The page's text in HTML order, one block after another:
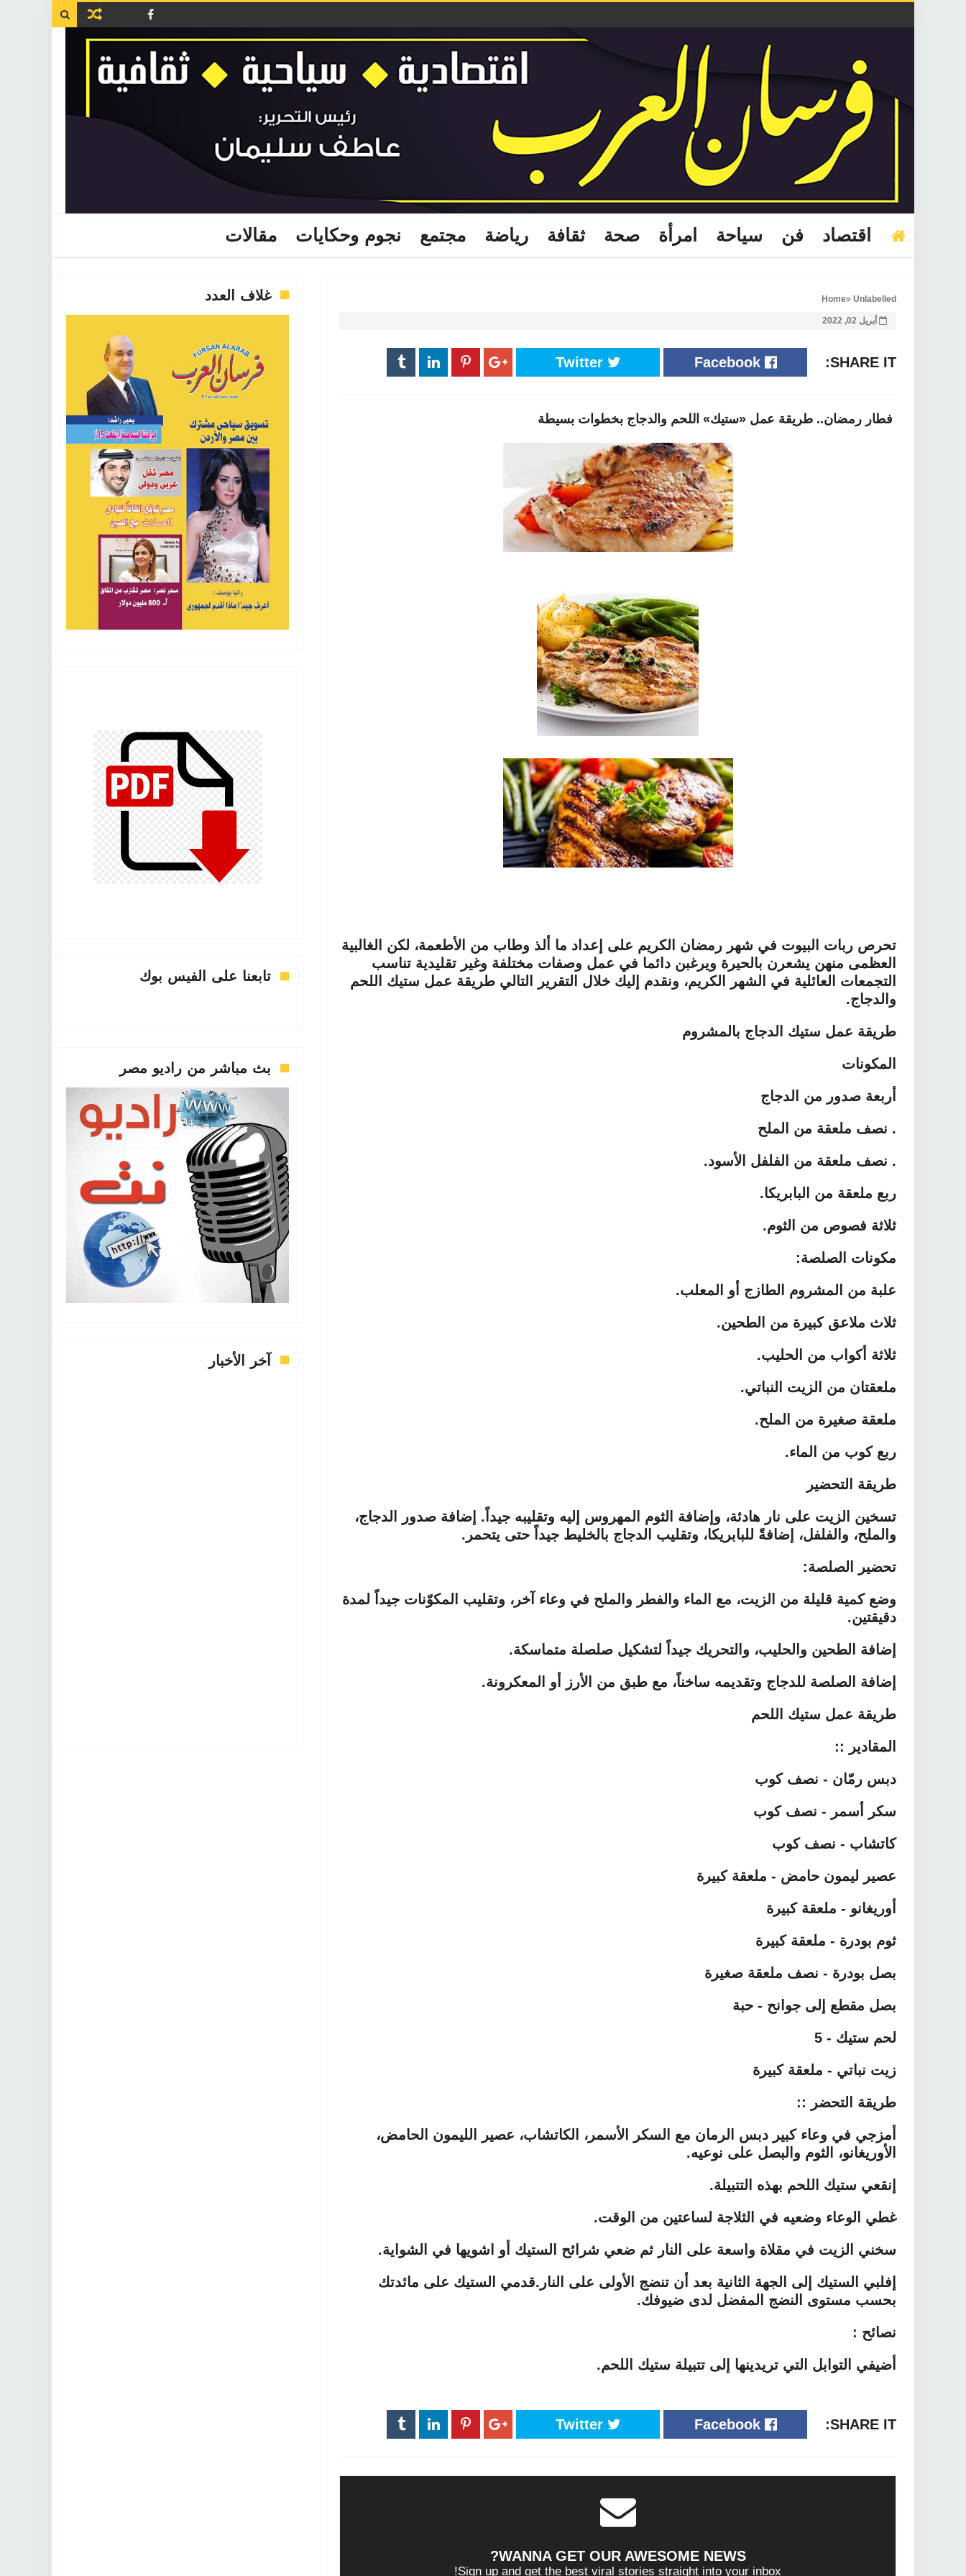

اقتصاد فن سياحة امرأة صحة ثقافة رياضة مجتمع نجوم وحكايات مقالات
Home Unlabelled
أبريل 02, 2022
SHARE IT:
Facebook
Twitter
فطار رمضان.. طريقة عمل «ستيك» اللحم والدجاج بخطوات بسيطة
تحرص ربات البيوت في شهر رمضان الكريم على إعداد ما ألذ وطاب من الأطعمة، لكن الغالبية
العظمى منهن يشعرن بالحيرة ويرغبن دائما في عمل وصفات مختلفة وغير تقليدية تناسب
التجمعات العائلية في الشهر الكريم، ونقدم إليك خلال التقرير التالي طريقة عمل ستيك اللحم
والدجاج.
طريقة عمل ستيك الدجاج بالمشروم
المكونات
أربعة صدور من الدجاج
. نصف ملعقة من الملح
. نصف ملعقة من الفلفل الأسود.
ربع ملعقة من البابريكا.
ثلاثة فصوص من الثوم.
مكونات الصلصة:
علبة من المشروم الطازج أو المعلب.
ثلاث ملاعق كبيرة من الطحين.
ثلاثة أكواب من الحليب.
ملعقتان من الزيت النباتي.
ملعقة صغيرة من الملح.
ربع كوب من الماء.
طريقة التحضير
تسخين الزيت على نار هادئة، وإضافة الثوم المهروس إليه وتقليبه جيداً. إضافة صدور الدجاج،
والملح، والفلفل، إضافةً للبابريكا، وتقليب الدجاج بالخليط جيداً حتى يتحمر.
تحضير الصلصة:
وضع كمية قليلة من الزيت، مع الماء والفطر والملح في وعاء آخر، وتقليب المكوّنات جيداً لمدة
دقيقتين.
إضافة الطحين والحليب، والتحريك جيداً لتشكيل صلصلة متماسكة.
إضافة الصلصة للدجاج وتقديمه ساخناً، مع طبق من الأرز أو المعكرونة.
طريقة عمل ستيك اللحم
المقادير ::
دبس رمّان - نصف كوب
سكر أسمر - نصف كوب
كاتشاب - نصف كوب
عصير ليمون حامض - ملعقة كبيرة
أوريغانو - ملعقة كبيرة
ثوم بودرة - ملعقة كبيرة
بصل بودرة - نصف ملعقة صغيرة
بصل مقطع إلى جوانح - حبة
لحم ستيك - 5
زيت نباتي - ملعقة كبيرة
طريقة التحضر ::
أمزجي في وعاء كبير دبس الرمان مع السكر الأسمر، الكاتشاب، عصير الليمون الحامض،
الأوريغانو، الثوم والبصل على نوعيه.
إنقعي ستيك اللحم بهذه التتبيلة.
غطي الوعاء وضعيه في الثلاجة لساعتين من الوقت.
سخني الزيت في مقلاة واسعة على النار ثم ضعي شرائح الستيك أو اشويها في الشواية.
إفلبي الستيك إلى الجهة الثانية بعد أن تنضج الأولى على النار.قدمي الستيك على مائدتك
بحسب مستوى النضج المفضل لدى ضيوفك.
نصائح :
أضيفي التوابل التي تريدينها إلى تتبيلة ستيك اللحم.
SHARE IT:
Facebook
Twitter
WANNA GET OUR AWESOME NEWS?
Sign up and get the best viral stories straight into your inbox!
غلاف العدد
تابعنا على الفيس بوك
بث مباشر من راديو مصر
آخر الأخبار